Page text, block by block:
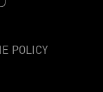
POLICY